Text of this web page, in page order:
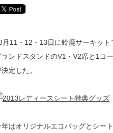
月11・12・13日に鈴鹿サーキッ
ランドスタンドのV1・V2席と1コ
定した。
年はオリジナルエコバッグとシー